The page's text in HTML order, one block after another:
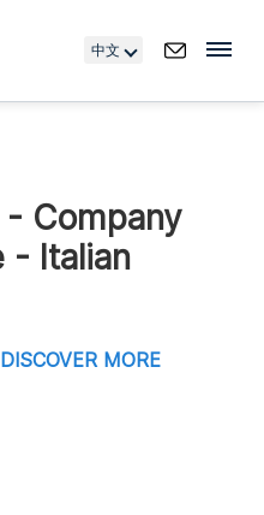
中文
- Company
- Italian
DISCOVER MORE